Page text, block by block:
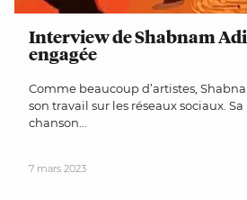
Interview de Shabnam
engagée
Comme beaucoup d’artistes,
son travail sur les réseaux sociaux.
chanson...
7 mars 2023